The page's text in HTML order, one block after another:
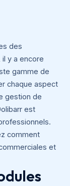
des
il y a encore
gamme de
chaque aspect
gestion de
est
comment
et